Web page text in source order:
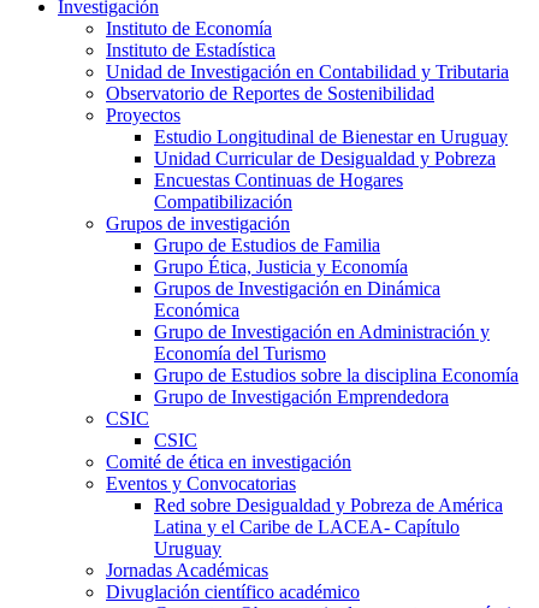
Investigación
Instituto de Economía
Instituto de Estadística
Unidad de Investigación en Contabilidad y Tributaria
Observatorio de Reportes de Sostenibilidad
Proyectos
Estudio Longitudinal de Bienestar en Uruguay
Unidad Curricular de Desigualdad y Pobreza
Encuestas Continuas de Hogares
Compatibilización
Grupos de investigación
Grupo de Estudios de Familia
Grupo Ética, Justicia y Economía
Grupos de Investigación en Dinámica
Económica
Grupo de Investigación en Administración y
Economía del Turismo
Grupo de Estudios sobre la disciplina Economía
Grupo de Investigación Emprendedora
CSIC
CSIC
Comité de ética en investigación
Eventos y Convocatorias
Red sobre Desigualdad y Pobreza de América
Latina y el Caribe de LACEA- Capítulo
Uruguay
Jornadas Académicas
Divuglación científico académico